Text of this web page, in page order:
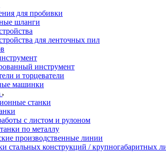
для пробивки
шланги
для ленточных пил
инструмент
и торцеватели
машинки
станки
с листом и рулоном
по металлу
производственные линии
стальных конструкций / крупногабаритных